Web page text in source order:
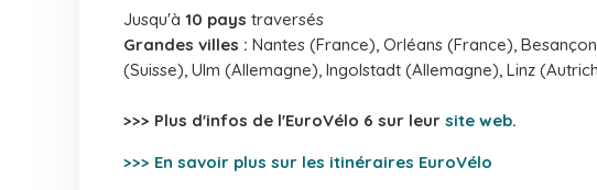
Jusqu'à 10 pays traversés
Grandes villes : Nantes (France), Orléans (France),
(Suisse), Ulm (Allemagne), Ingolstadt (Allemagne), Linz
>>> Plus d'infos de l'EuroVélo 6 sur leur site web.
>>> En savoir plus sur les itinéraires EuroVélo